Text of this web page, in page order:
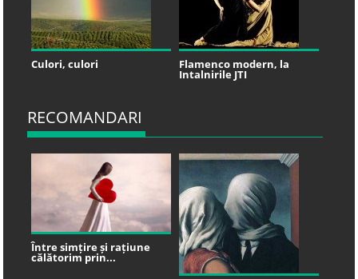
Culori, culori Flamenco modern, la
Intalnirile JTI
RECOMANDARI
Între simțire și rațiune
călătorim prin...